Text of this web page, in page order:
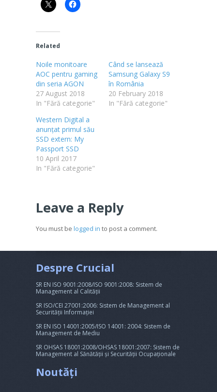
Related
Noile monitoare
AOC pentru gaming
din seria AGON
27 August 2018
In "Fără categorie"
Când se lansează
Samsung Galaxy S9
în România
20 February 2018
In "Fără categorie"
Western Digital a
anunțat primul său
SSD extern: My
Passport SSD
10 April 2017
In "Fără categorie"
Leave a Reply
You must be logged in to post a comment.
Despre Crucial
SR EN ISO 9001:2008/ISO 9001:2008: Sistem de
Management al Calității
SR ISO/CEI 27001:2006: Sistem de Management al
Securității Informației
SR EN ISO 14001:2005/ISO 14001: 2004: Sistem de
Management de Mediu
SR OHSAS 18001:2008/OHSAS 18001:2007: Sistem de
Management al Sănătății și Securității Ocupaționale
Noutăți